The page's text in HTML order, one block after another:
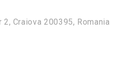
Craiova 200395, Romania